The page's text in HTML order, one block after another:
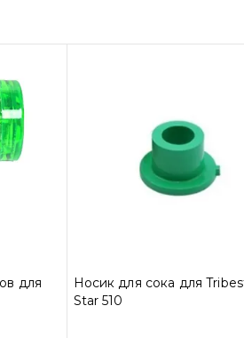
для
Носик для сока для
Star 510